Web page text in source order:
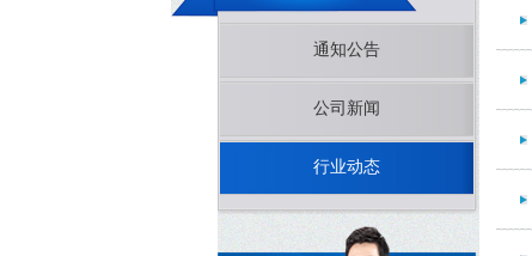
通知公告
公司新闻
行业动态